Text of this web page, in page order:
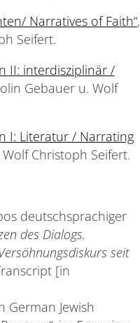
Narratives of Faith“,
Seifert.
II: interdisziplinär /
Gebauer u. Wolf
I: Literatur / Narrating
Christoph Seifert.
deutschsprachiger
des Dialogs.
seit
[in
German Jewish